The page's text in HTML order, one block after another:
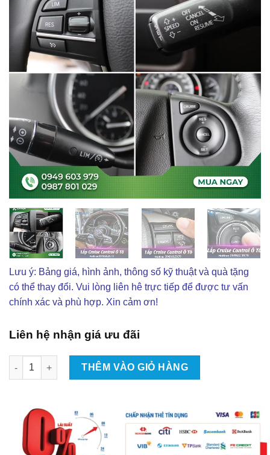
Lưu ý: Bảng giá, hình ảnh, thông số kỹ thuật và quà tặng
có thể thay đổi. Vui lòng liên hê trực tiếp để được tư vấn
chính xác và phù hợp. Xin cảm ơn!
Liên hệ nhận giá ưu đãi
Lắp Cruise Control Cho Ô Tô Tại TPHCM số lượng
THÊM VÀO GIỎ HÀNG